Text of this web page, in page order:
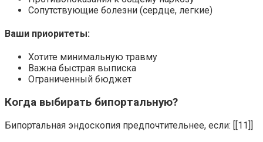
Сопутствующие болезни (сердце, легкие)
Ваши приоритеты:
Хотите минимальную травму
Важна быстрая выписка
Ограниченный бюджет
Когда выбирать бипортальную?
Бипортальная эндоскопия предпочтительнее, если: [[11]]